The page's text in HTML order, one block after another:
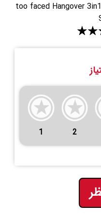
too faced Hangover
1 2